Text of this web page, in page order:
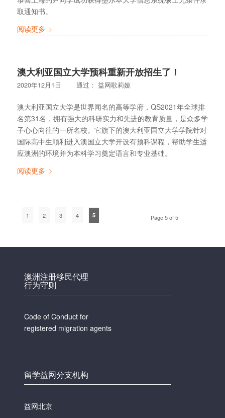
取通知书。
阅读更多
澳大利亚国立大学预科重新开放招生了！
2020年12月1日 通过： 益网歌莉娅
澳大利亚国立大学是世界闻名的高等学府，QS2021年全球排
名第31名，拥有强大的科研实力和先进的教育质量，是众多学
子心心向往的一所名校。它旗下的澳大利亚国立大学学院针对
国际高中生顺利进入澳国立大学开设有预科课程，帮助学生适
应澳洲的环境并为本科学习奠定语言和专业基础。
阅读更多
Page 5 of 5
1 2 3 4 5
澳洲注册移民代理
行为守则
Code of Conduct for
registered migration agents
留学益网分支机构
益网北京